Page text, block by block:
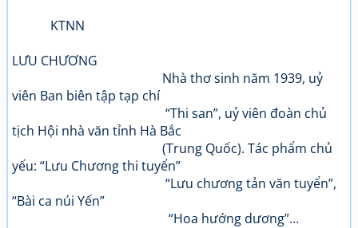
KTNN
LƯU CHƯƠNG
Nhà thơ sinh năm 1939, uỷ
viên Ban biên tập tạp chí
“Thi san”, uỷ viên đoàn chủ
tịch Hội nhà văn tỉnh Hà Bắc
(Trung Quốc). Tác phẩm chủ
yếu: “Lưu Chương thi tuyển”
“Lưu chương tản văn tuyển”,
“Bài ca núi Yến”
“Hoa hướng dương”…